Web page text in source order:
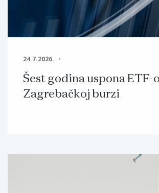
24.7.2026.
Šest godina uspona ETF-
Zagrebačkoj burzi